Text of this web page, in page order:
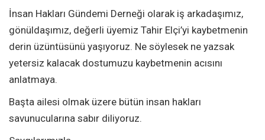
İnsan Hakları Gündemi Derneği olarak iş arkadaşımız,
gönüldaşımız, değerli üyemiz Tahir Elçi’yi kaybetmenin
derin üzüntüsünü yaşıyoruz. Ne söylesek ne yazsak
yetersiz kalacak dostumuzu kaybetmenin acısını
anlatmaya.
Başta ailesi olmak üzere bütün insan hakları
savunucularına sabır diliyoruz.